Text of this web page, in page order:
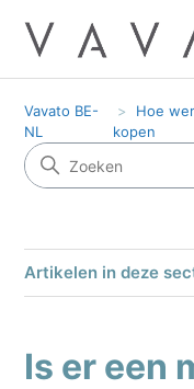
Vavato BE-
NL
Hoe
kopen
Artikelen in deze
Is er een